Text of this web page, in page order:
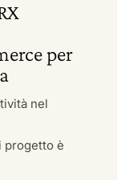
per
nel
progetto è